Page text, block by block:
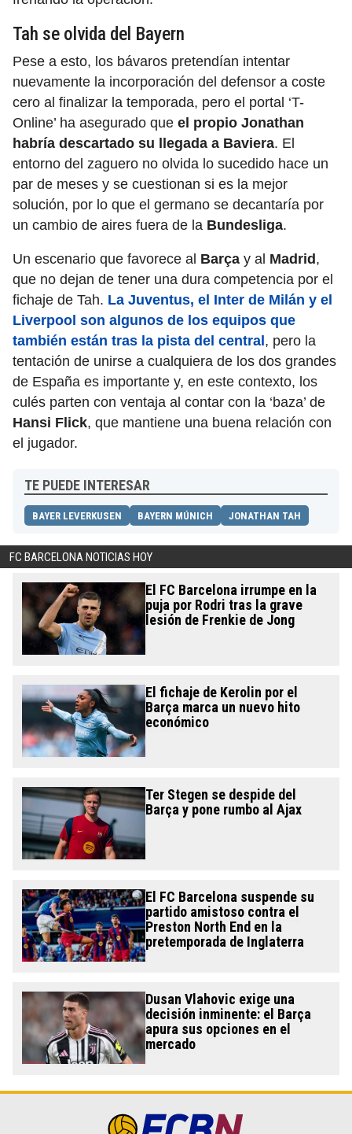
Tah se olvida del Bayern
Pese a esto, los bávaros pretendían intentar
nuevamente la incorporación del defensor a coste
cero al finalizar la temporada, pero el portal ‘T-
Online’ ha asegurado que el propio Jonathan
habría descartado su llegada a Baviera. El
entorno del zaguero no olvida lo sucedido hace un
par de meses y se cuestionan si es la mejor
solución, por lo que el germano se decantaría por
un cambio de aires fuera de la Bundesliga.
Un escenario que favorece al Barça y al Madrid,
que no dejan de tener una dura competencia por el
fichaje de Tah. La Juventus, el Inter de Milán y el
Liverpool son algunos de los equipos que
también están tras la pista del central, pero la
tentación de unirse a cualquiera de los dos grandes
de España es importante y, en este contexto, los
culés parten con ventaja al contar con la ‘baza’ de
Hansi Flick, que mantiene una buena relación con
el jugador.
TE PUEDE INTERESAR
BAYER LEVERKUSEN BAYERN MÚNICH JONATHAN TAH
FC BARCELONA NOTICIAS HOY
El FC Barcelona irrumpe en la
puja por Rodri tras la grave
lesión de Frenkie de Jong
El fichaje de Kerolin por el
Barça marca un nuevo hito
económico
Ter Stegen se despide del
Barça y pone rumbo al Ajax
El FC Barcelona suspende su
partido amistoso contra el
Preston North End en la
pretemporada de Inglaterra
Dusan Vlahovic exige una
decisión inminente: el Barça
apura sus opciones en el
mercado